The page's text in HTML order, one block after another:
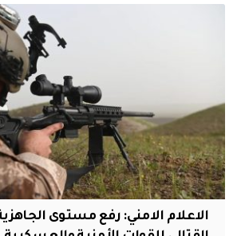
الاعلام الامني: رفع مستوى